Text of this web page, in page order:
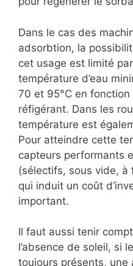
Dans le cas des
adsorbtion, la
cet usage est limité
température d’eau
70 et 95°C en
réfigérant. Dans les
température est
Pour atteindre cette
capteurs performants
(sélectifs, sous vide, à
qui induit un coût
important.
Il faut aussi tenir
l’absence de soleil, si
toujours présents, une